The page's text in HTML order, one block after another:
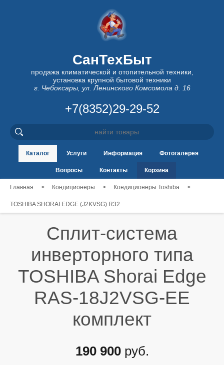
СанТехБыт
продажа климатической и отопительной техники,
установка крупной бытовой техники
г. Чебоксары, ул. Ленинского Комсомола д. 16
+7(8352)29-29-52
Каталог Услуги Информация Фотогалерея
Вопросы Контакты Корзина
Главная > Кондиционеры > Кондиционеры Toshiba >
TOSHIBA SHORAI EDGE (J2KVSG) R32
Сплит-система
инверторного типа
TOSHIBA Shorai Edge
RAS-18J2VSG-EE
комплект
190 900руб.